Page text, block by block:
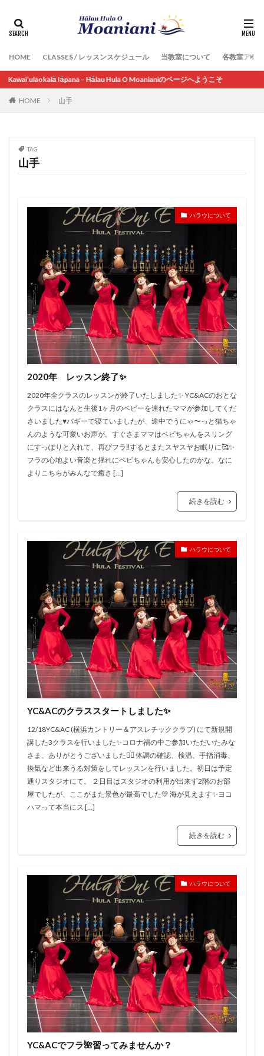
HOME CLASSES / レッスンスケジュール 当教室について 各教室アク
Iāpana – Hālau Hula O Moanianiのページへようこそ
HOME 山手
TAG
山手
ハラウについて
2020年 レッスン終了✨
2020年全クラスのレッスンが終了いたしました✨ YC&ACのおとな
クラスにはなんと生後1ヶ月のベビーを連れたママが参加してくだ
さいました♥️バギーで寝ていましたが、途中でうにゃ〜っと猫ちゃ
んのような可愛いお声が。すぐさまママはベビちゃんをスリング
にすっぽりと入れて、再びフラ‼️するとまたスヤスヤお眠りに🥰✨
フラの心地よい音楽と揺れにベビちゃんも安心したのかな。なに
よりこちらがみんなで癒さ […]
続きを読む
ハラウについて
YC&ACのクラススタートしました✨
12/18YC&AC (横浜カントリー＆アスレチッククラブ) にて新規開
講した3クラスを行いました✨コロナ禍の中ご参加いただいたみな
さま、ありがとうございました🙇‍♀️ 体調の確認、検温、手指消毒、
換気など出来うる対策をしてレッスンを行いました。初日は予定
通りスタジオにて。 ２日目はスタジオの利用が出来ず2階のお部
屋でしたが、ここがまた景色が最高でした💛 海が見えます✨ヨコ
ハマって本当にス […]
続きを読む
ハラウについて
YC&ACでフラ🌺習ってみませんか？